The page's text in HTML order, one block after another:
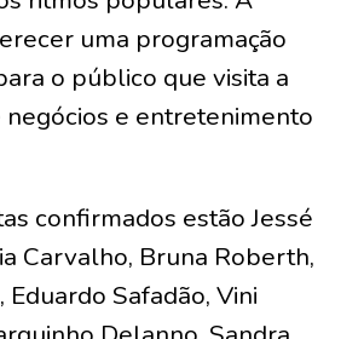
uma programação
o público que visita a
negócios e entretenimento
confirmados estão Jessé
Carvalho, Bruna Roberth,
Eduardo Safadão, Vini